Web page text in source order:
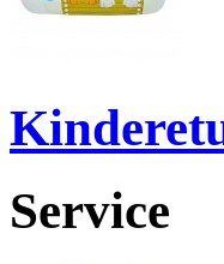
Service